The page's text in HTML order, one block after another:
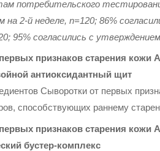
потребительского
на 2-й неделе, n=120; 86%
95% согласились с
признаков старения
антиоксидантный щит
Сыворотки от первых
способствующих раннему
признаков старения
бустер-комплекс